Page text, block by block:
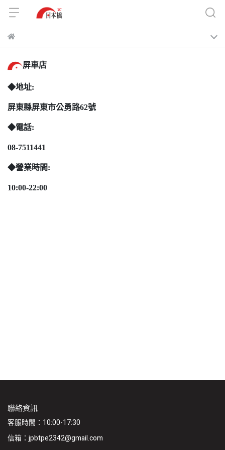
屏車店
◆地址:
屏東縣屏東市公勇路62號
◆電話:
08-7511441
◆營業時間:
10:00-22:00
聯絡資訊
客服時間：10:00-17:30
信箱：jpbtpe2342@gmail.com